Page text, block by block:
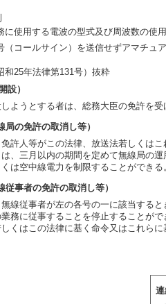
に使用する電波の型式及び周波数の使
（コールサイン）を送信せずアマチュ
和25年法律第131号）抜粋
設）
ようとする者は、総務大臣の免許を受
局の免許の取消し等）
許人等がこの法律、放送法若しくは
、三月以内の期間を定めて無線局の
は空中線電力を制限することができる
従事者の免許の取消し等）
線従事者が左の各号の一に該当する
務に従事することを停止することがで
くはこの法律に基く命令又はこれらに